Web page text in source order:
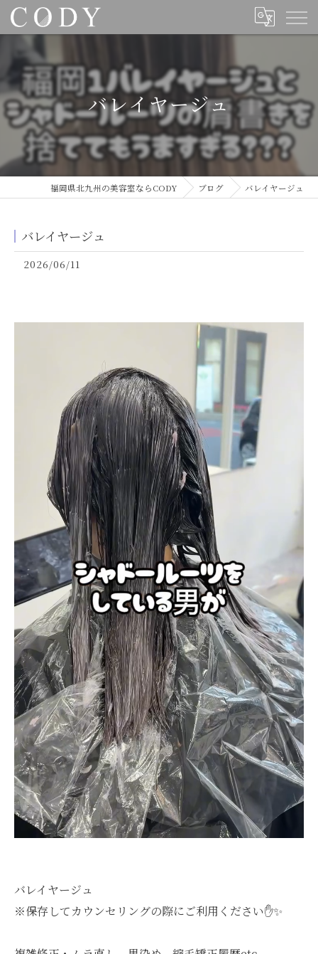
バレイヤージュ
福岡県北九州の美容室ならCODY ブログ バレイヤージュ
バレイヤージュ
2026/06/11
バレイヤージュ
※保存してカウンセリングの際にご利用ください✋✨️